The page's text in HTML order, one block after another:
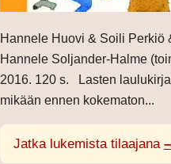
Hannele Huovi & Soili Perkiö
Hannele Soljander-Halme
2016. 120 s. Lasten
mikään ennen kokematon...
Jatka lukemista tilaajana